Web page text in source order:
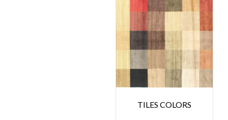
TILES COLORS